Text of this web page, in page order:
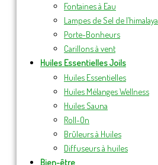
Fontaines à Eau
Lampes de Sel de l’himalaya
Porte-Bonheurs
Carillons à vent
Huiles Essentielles Joils
Huiles Essentielles
Huiles Mélanges Wellness
Huiles Sauna
Roll-On
Brûleurs à Huiles
Diffuseurs à huiles
Bien-être